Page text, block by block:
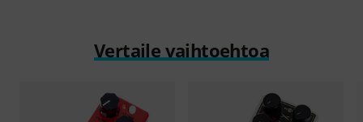
Vertaile vaihtoehtoa